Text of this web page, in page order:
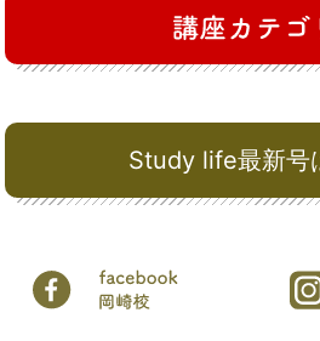
Study life最新号